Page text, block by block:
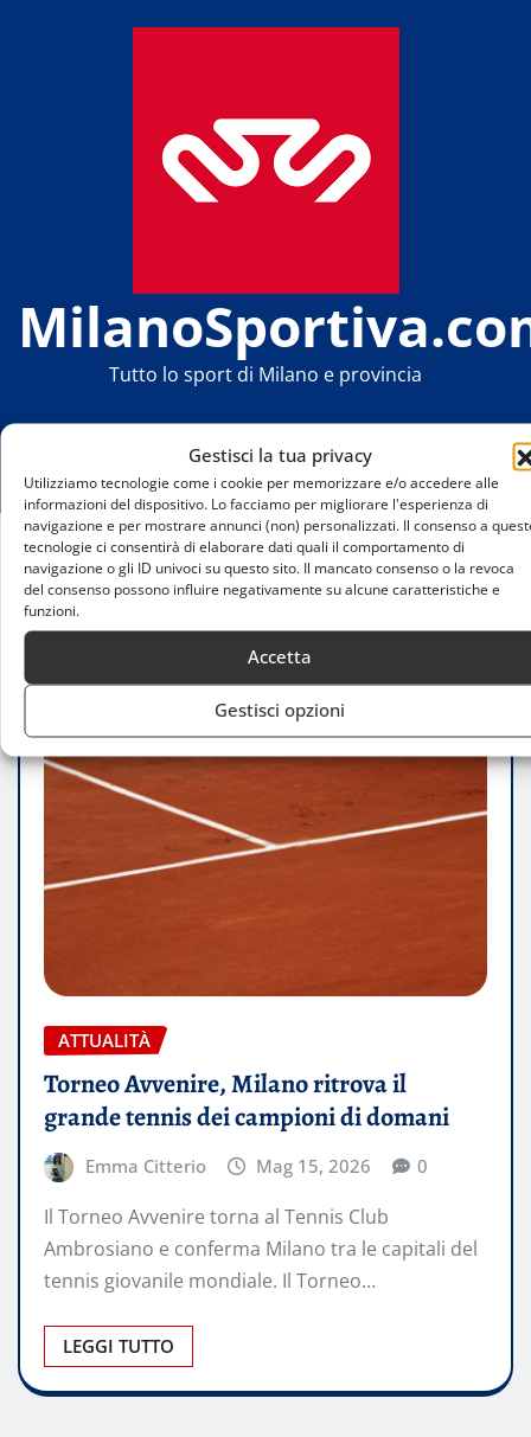
Gestisci la tua privacy
Utilizziamo tecnologie come i cookie per memorizzare e/o accedere alle
informazioni del dispositivo. Lo facciamo per migliorare l'esperienza di
navigazione e per mostrare annunci (non) personalizzati. Il consenso a
tecnologie ci consentirà di elaborare dati quali il comportamento di
navigazione o gli ID univoci su questo sito. Il mancato consenso o la revoca
del consenso possono influire negativamente su alcune caratteristiche e
funzioni.
Accetta
Gestisci opzioni
Tutto lo sport di Milano e provincia
Home
Torneo Avvenire, Milano ritrova il grande tennis
dei campioni di domani
ATTUALITÀ
Torneo Avvenire, Milano ritrova il
grande tennis dei campioni di domani
Emma Citterio Mag 15, 2026 0
Il Torneo Avvenire torna al Tennis Club
Ambrosiano e conferma Milano tra le capitali del
tennis giovanile mondiale. Il Torneo…
LEGGI TUTTO